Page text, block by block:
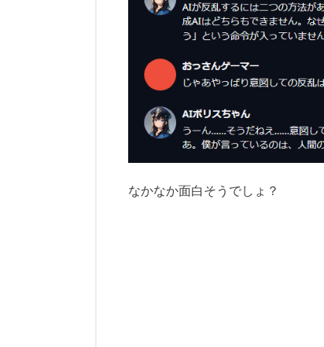
なかなか面白そうでしょ？